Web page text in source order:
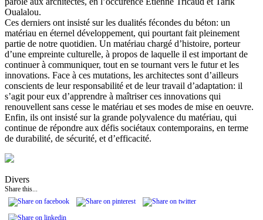
Oualalou.
Ces derniers ont insisté sur les dualités fécondes du béton: un
matériau en éternel développement, qui pourtant fait pleinement
partie de notre quotidien. Un matériau chargé d’histoire, porteur
d’une empreinte culturelle, à propos de laquelle il est important de
continuer à communiquer, tout en se tournant vers le futur et les
innovations. Face à ces mutations, les architectes sont d’ailleurs
conscients de leur responsabilité et de leur travail d’adaptation: il
s’agit pour eux d’apprendre à maîtriser ces innovations qui
renouvellent sans cesse le matériau et ses modes de mise en oeuvre.
Enfin, ils ont insisté sur la grande polyvalence du matériau, qui
continue de répondre aux défis sociétaux contemporains, en terme
de durabilité, de sécurité, et d’efficacité.
Divers
Share this...